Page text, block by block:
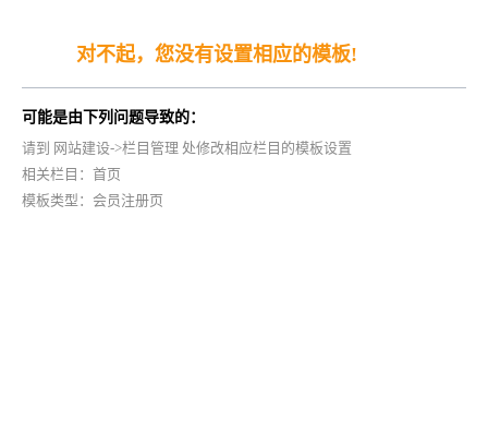
对不起，您没有设置相应的模板!
可能是由下列问题导致的：
请到 网站建设->栏目管理 处修改相应栏目的模板设置
相关栏目：首页
模板类型：会员注册页